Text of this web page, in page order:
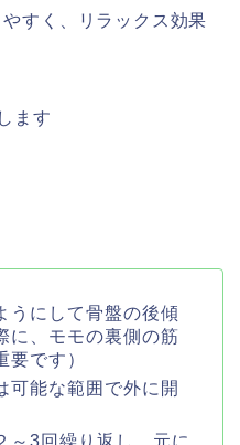
すく、リラックス効果
ます
うにして骨盤の後傾
に、モモの裏側の筋
要です）
可能な範囲で外に開
～3回繰り返し、元に